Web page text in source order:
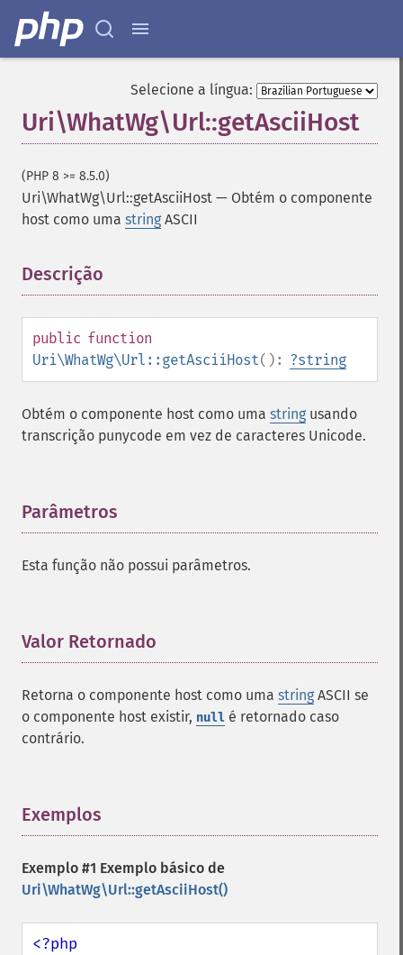
Selecione a língua:
Uri\WhatWg\Url::getAsciiHost
(PHP 8 >= 8.5.0)
Uri\WhatWg\Url::getAsciiHost — Obtém o componente
host como uma string ASCII
Descrição
public function
Uri\WhatWg\Url::getAsciiHost(): ?string
Obtém o componente host como uma string usando
transcrição punycode em vez de caracteres Unicode.
Parâmetros
Esta função não possui parâmetros.
Valor Retornado
Retorna o componente host como uma string ASCII se
o componente host existir, null é retornado caso
contrário.
Exemplos
Exemplo #1 Exemplo básico de
Uri\WhatWg\Url::getAsciiHost()
<?php